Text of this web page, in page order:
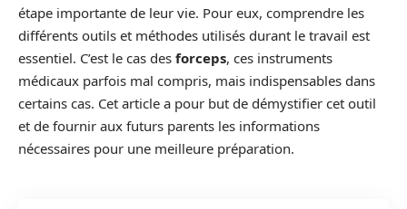
étape importante de leur vie. Pour eux, comprendre les
différents outils et méthodes utilisés durant le travail est
essentiel. C’est le cas des forceps, ces instruments
médicaux parfois mal compris, mais indispensables dans
certains cas. Cet article a pour but de démystifier cet outil
et de fournir aux futurs parents les informations
nécessaires pour une meilleure préparation.